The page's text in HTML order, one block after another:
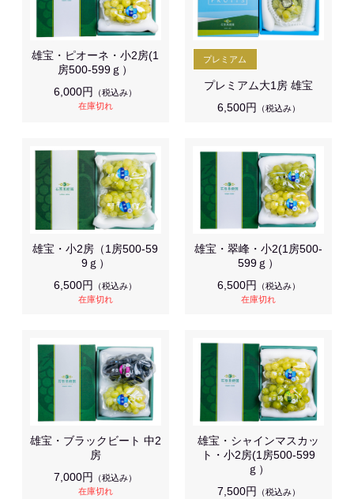
雄宝・ピオーネ・小2房(1
房500-599ｇ）
6,000円
（税込み）
在庫切れ
プレミアム大1房 雄宝
6,500円
（税込み）
雄宝・小2房（1房500-59
9ｇ）
6,500円
（税込み）
在庫切れ
雄宝・翠峰・小2(1房500-
599ｇ）
6,500円
（税込み）
在庫切れ
雄宝・ブラックビート 中2
房
7,000円
（税込み）
在庫切れ
雄宝・シャインマスカッ
ト・小2房(1房500-599
ｇ）
7,500円
（税込み）